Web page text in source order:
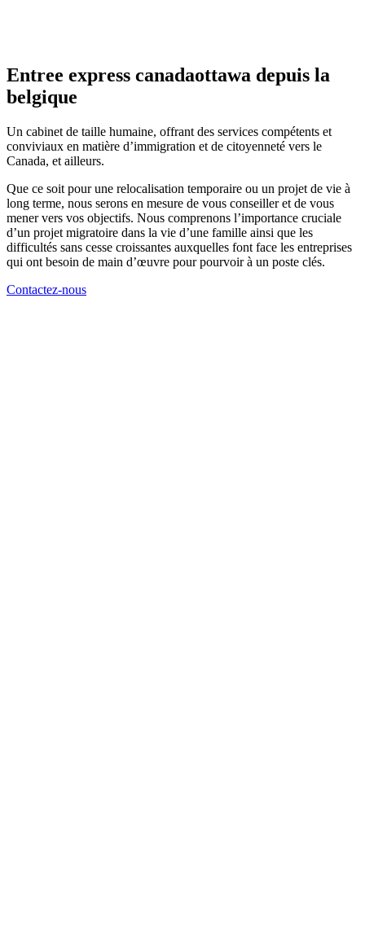
Entree express canadaottawa depuis la
belgique
Un cabinet de taille humaine, offrant des services compétents et
conviviaux en matière d’immigration et de citoyenneté vers le
Canada, et ailleurs.
Que ce soit pour une relocalisation temporaire ou un projet de vie à
long terme, nous serons en mesure de vous conseiller et de vous
mener vers vos objectifs. Nous comprenons l’importance cruciale
d’un projet migratoire dans la vie d’une famille ainsi que les
difficultés sans cesse croissantes auxquelles font face les entreprises
qui ont besoin de main d’œuvre pour pourvoir à un poste clés.
Contactez-nous